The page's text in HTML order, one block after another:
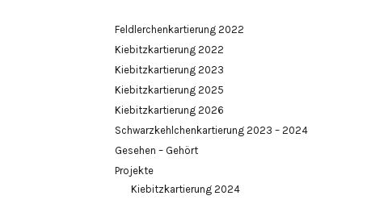
Feldlerchenkartierung 2022
Kiebitzkartierung 2022
Kiebitzkartierung 2023
Kiebitzkartierung 2025
Kiebitzkartierung 2026
Schwarzkehlchenkartierung 2023 – 2024
Gesehen – Gehört
Projekte
Kiebitzkartierung 2024